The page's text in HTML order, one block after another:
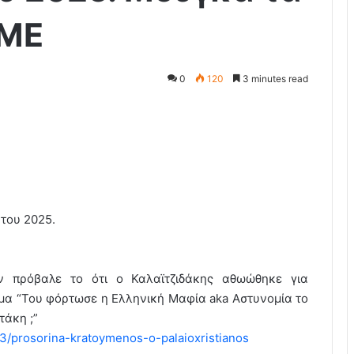
0 120 3 minutes read
2025.
το ότι ο Καλαϊτζιδάκης αθωώθηκε για
“Του φόρτωσε η Ελληνική Μαφία aka Αστυνομία το
;”
prosorina-kratoymenos-o-palaioxristianos